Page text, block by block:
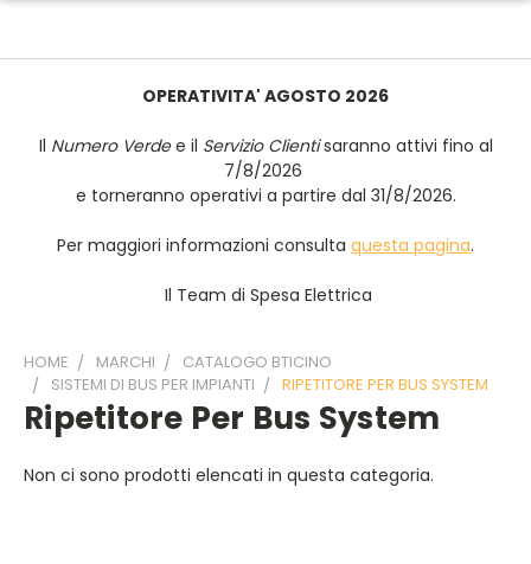
OPERATIVITA' AGOSTO 2026
Il Numero Verdee il Servizio Clientisaranno attivi fino al
7/8/2026
e torneranno operativi a partire dal 31/8/2026.
Per maggiori informazioni consulta questa pagina.
Il Team di Spesa Elettrica
HOME MARCHI
CATALOGO BTICINO
SISTEMI DI BUS PER IMPIANTI
RIPETITORE PER BUS SYSTEM
Ripetitore Per Bus System
Non ci sono prodotti elencati in questa categoria.